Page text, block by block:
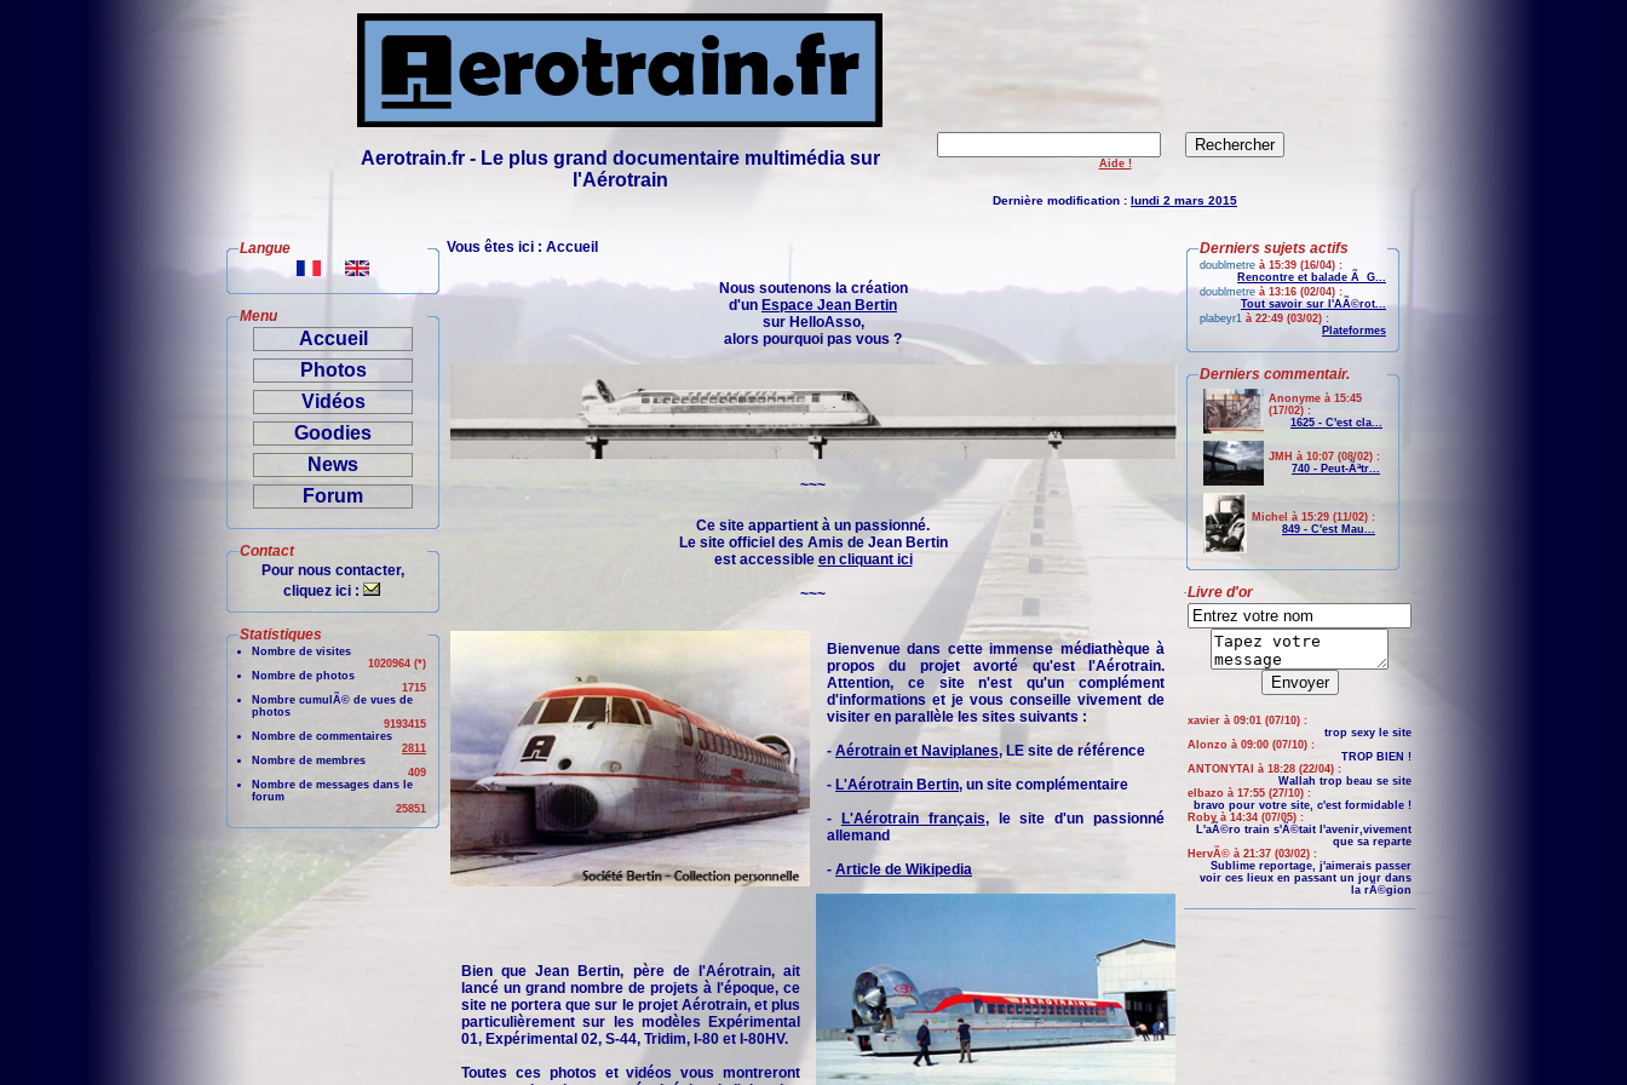
Aerotrain.fr - Le plus grand documentaire multimédia sur
l'Aérotrain
Aide !
Dernière modification : lundi 2 mars 2015
Langue
Menu
Accueil
Photos
Vidéos
Goodies
News
Forum
Contact
Pour nous contacter,
cliquez ici :
Statistiques
Nombre de visites
1020964 (*)
Nombre de photos
1715
Nombre cumulÃ© de vues de
photos
9193415
Nombre de commentaires
2811
Nombre de membres
409
Nombre de messages dans le
forum
25851
Vous êtes ici : Accueil
Nous soutenons la création
d'un Espace Jean Bertin
sur HelloAsso,
alors pourquoi pas vous ?
~~~
Ce site appartient à un passionné.
Le site officiel des Amis de Jean Bertin
est accessible en cliquant ici
~~~
Bienvenue dans cette immense médiathèque à
propos du projet avorté qu'est l'Aérotrain.
Attention, ce site n'est qu'un complément
d'informations et je vous conseille vivement de
visiter en parallèle les sites suivants :
- Aérotrain et Naviplanes, LE site de référence
- L'Aérotrain Bertin, un site complémentaire
-
L'Aérotrain français, le site d'un passionné
allemand
- Article de Wikipedia
Bien que Jean Bertin, père de l'Aérotrain, ait
lancé un grand nombre de projets à l'époque, ce
site ne portera que sur le projet Aérotrain, et plus
particulièrement sur les modèles Expérimental
01, Expérimental 02, S-44, Tridim, I-80 et I-80HV.
Toutes ces photos et vidéos vous montreront
Derniers sujets actifs
doublmetre à 15:39 (16/04) :
Rencontre et balade Ã G...
doublmetre à 13:16 (02/04) :
Tout savoir sur l'AÃ©rot...
plabeyr1 à 22:49 (03/02) :
Plateformes
Derniers commentair.
Anonyme à 15:45
(17/02) :
1625 - C'est cla...
JMH à 10:07 (08/02) :
740 - Peut-Ãªtr...
Michel à 15:29 (11/02) :
849 - C'est Mau...
Livre d'or
xavier à 09:01 (07/10) :
trop sexy le site
Alonzo à 09:00 (07/10) :
TROP BIEN !
ANTONYTAI à 18:28 (22/04) :
Wallah trop beau se site
elbazo à 17:55 (27/10) :
bravo pour votre site, c'est formidable !
Roby à 14:34 (07/05) :
L'aÃ©ro train s'Ã©tait l'avenir,vivement
que sa reparte
HervÃ© à 21:37 (03/02) :
Sublime reportage, j'aimerais passer
voir ces lieux en passant un jour dans
la rÃ©gion